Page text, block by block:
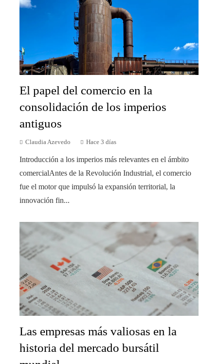
El papel del comercio en la
consolidación de los imperios
antiguos
Claudia Azevedo Hace 3 días
Introducción a los imperios más relevantes en el ámbito
comercialAntes de la Revolución Industrial, el comercio
fue el motor que impulsó la expansión territorial, la
innovación fin...
Las empresas más valiosas en la
historia del mercado bursátil